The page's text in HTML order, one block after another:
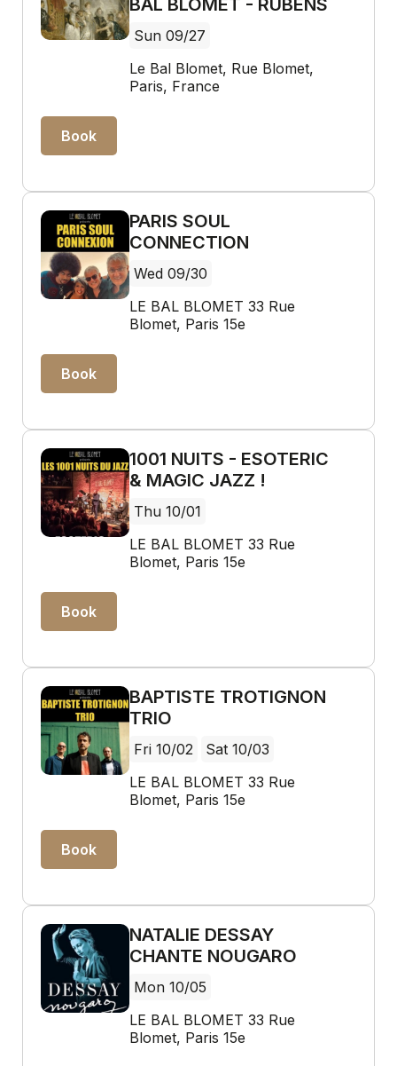
BAL BLOMET - RUBENS
Sun 09/27
Le Bal Blomet, Rue Blomet,
Paris, France
Book
PARIS SOUL
CONNECTION
Wed 09/30
LE BAL BLOMET 33 Rue
Blomet, Paris 15e
Book
1001 NUITS - ESOTERIC
& MAGIC JAZZ !
Thu 10/01
LE BAL BLOMET 33 Rue
Blomet, Paris 15e
Book
BAPTISTE TROTIGNON
TRIO
Fri 10/02
Sat 10/03
LE BAL BLOMET 33 Rue
Blomet, Paris 15e
Book
NATALIE DESSAY
CHANTE NOUGARO
Mon 10/05
LE BAL BLOMET 33 Rue
Blomet, Paris 15e